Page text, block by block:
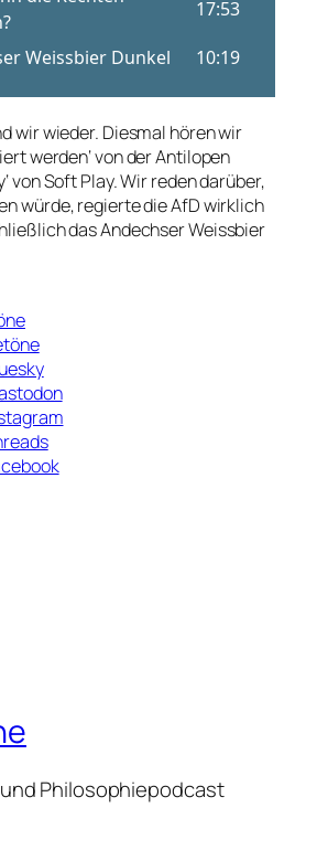
wir wieder. Diesmal hören wir
werden‘ von der Antilopen
von Soft Play. Wir reden darüber,
würde, regierte die AfD wirklich
das Andechser Weissbier
Philosophiepodcast